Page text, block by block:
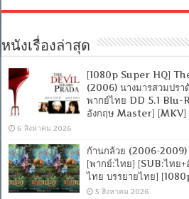
หนังเรื่องล่าสุด
[1080p Super HQ]
(2006) นางมารสวมปรา
พากย์ไทย DD 5.1 Blu-
อังกฤษ Master] [MKV]
6 สิงหาคม 2026
ก้านกล้วย (2006-
[พากย์:ไทย] [SUB:ไทย
ไทย บรรยายไทย]
5 สิงหาคม 2026